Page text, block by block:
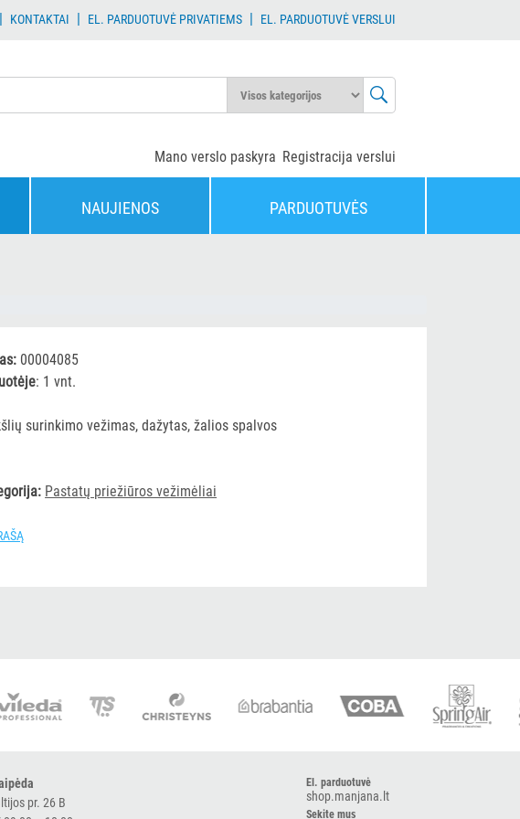
KONTAKTAI | EL. PARDUOTUVĖ PRIVATIEMS| EL. PARDUOTUVĖ VERSLUI
Registracija verslui
Mano verslo paskyra
NAUJIENOS PARDUOTUVĖS
00004085
: 1 vnt.
surinkimo vežimas, dažytas, žalios spalvos
Pastatų priežiūros vežimėliai
pr. 26 B
El. parduotuvė
shop.manjana.lt
Sekite mus